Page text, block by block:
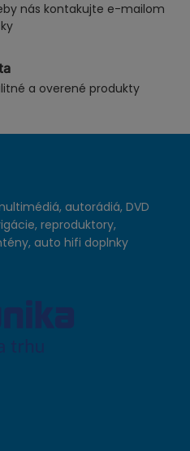
nás kontakujte e-mailom
a overené produkty
autorádiá, DVD
reproduktory,
auto hifi doplnky